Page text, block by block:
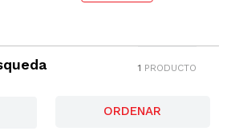
1 PRODUCTO